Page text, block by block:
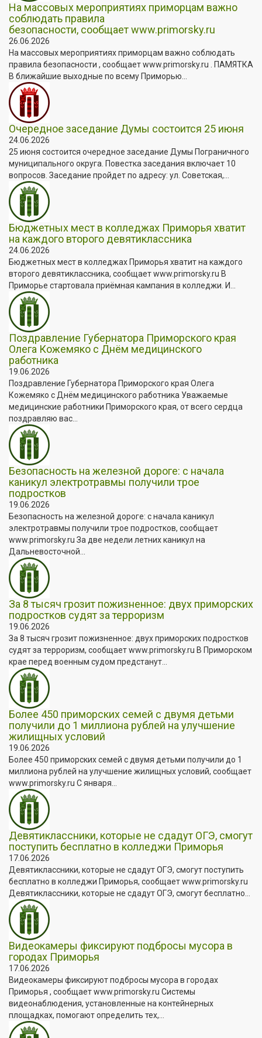
На массовых мероприятиях приморцам важно
соблюдать правила
безопасности, сообщает www.primorsky.ru
26.06.2026
На массовых мероприятиях приморцам важно соблюдать
правила безопасности , сообщает www.primorsky.ru . ПАМЯТКА
В ближайшие выходные по всему Приморью...
Очередное заседание Думы состоится 25 июня
24.06.2026
25 июня состоится очередное заседание Думы Пограничного
муниципального округа. Повестка заседания включает 10
вопросов. Заседание пройдет по адресу: ул. Советская,...
Бюджетных мест в колледжах Приморья хватит
на каждого второго девятиклассника
24.06.2026
Бюджетных мест в колледжах Приморья хватит на каждого
второго девятиклассника, сообщает www.primorsky.ru В
Приморье стартовала приёмная кампания в колледжи. И...
Поздравление Губернатора Приморского края
Олега Кожемяко с Днём медицинского
работника
19.06.2026
Поздравление Губернатора Приморского края Олега
Кожемяко с Днём медицинского работника Уважаемые
медицинские работники Приморского края, от всего сердца
поздравляю вас...
Безопасность на железной дороге: с начала
каникул электротравмы получили трое
подростков
19.06.2026
Безопасность на железной дороге: с начала каникул
электротравмы получили трое подростков, сообщает
www.primorsky.ru За две недели летних каникул на
Дальневосточной...
За 8 тысяч грозит пожизненное: двух приморских
подростков судят за терроризм
19.06.2026
За 8 тысяч грозит пожизненное: двух приморских подростков
судят за терроризм, сообщает www.primorsky.ru В Приморском
крае перед военным судом предстанут...
Более 450 приморских семей с двумя детьми
получили до 1 миллиона рублей на улучшение
жилищных условий
19.06.2026
Более 450 приморских семей с двумя детьми получили до 1
миллиона рублей на улучшение жилищных условий, сообщает
www.primorsky.ru С января...
Девятиклассники, которые не сдадут ОГЭ, смогут
поступить бесплатно в колледжи Приморья
17.06.2026
Девятиклассники, которые не сдадут ОГЭ, смогут поступить
бесплатно в колледжи Приморья, сообщает www.primorsky.ru
Девятиклассники, которые не сдадут ОГЭ, смогут бесплатно...
Видеокамеры фиксируют подбросы мусора в
городах Приморья
17.06.2026
Видеокамеры фиксируют подбросы мусора в городах
Приморья , сообщает www.primorsky.ru Системы
видеонаблюдения, установленные на контейнерных
площадках, помогают определить тех,...